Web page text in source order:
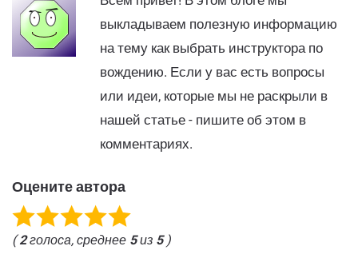
выкладываем полезную информацию
на тему как выбрать инструктора по
вождению. Если у вас есть вопросы
или идеи, которые мы не раскрыли в
нашей статье - пишите об этом в
комментариях.
Оцените автора
(2голоса, среднее 5из 5)